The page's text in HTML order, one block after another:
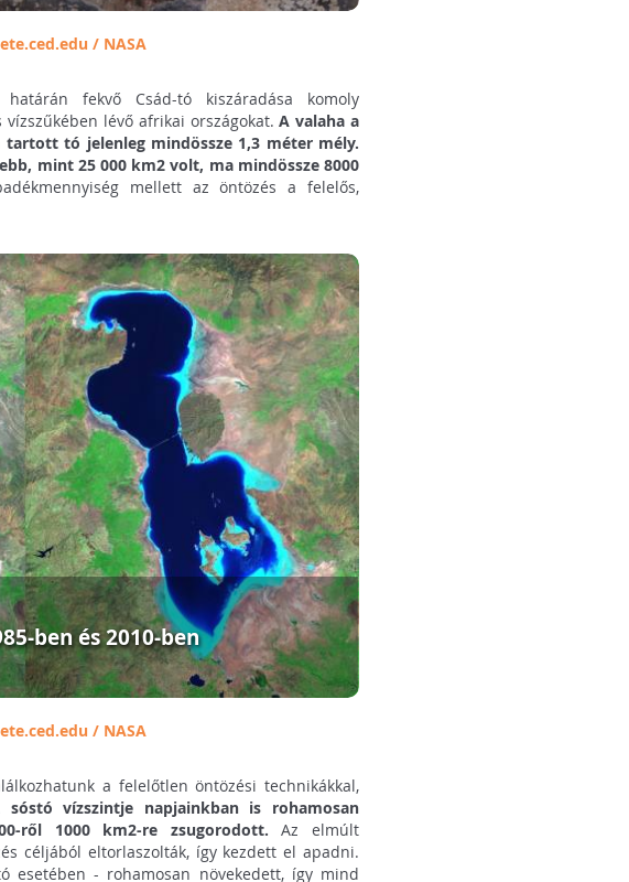
ete.ced.edu / NASA
fekvő Csád-tó kiszáradása komoly
lévő afrikai országokat.A valaha a
tó jelenleg mindössze 1,3 méter mély.
mint 25 000 km2 volt, ma mindössze 8000
mellett az öntözés a felelős,
ben és 2010-ben
ete.ced.edu / NASA
a felelőtlen öntözési technikákkal,
sóstó vízszintje napjainkban is rohamosan
ről 1000 km2-re zsugorodott.Az elmúlt
céljából eltorlaszolták, így kezdett el apadni.
esetében - rohamosan növekedett, így mind